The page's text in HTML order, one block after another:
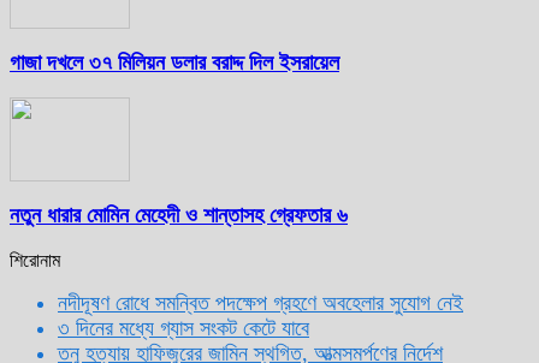
গাজা দখলে ৩৭ মিলিয়ন ডলার বরাদ্দ দিল ইসরায়েল
নতুন ধারার মোমিন মেহেদী ও শান্তাসহ গ্রেফতার ৬
শিরোনাম
নদীদূষণ রোধে সমন্বিত পদক্ষেপ গ্রহণে অবহেলার সুযোগ নেই
৩ দিনের মধ্যে গ্যাস সংকট কেটে যাবে
তনু হত্যায় হাফিজুরের জামিন স্থগিত, আত্মসমর্পণের নির্দেশ